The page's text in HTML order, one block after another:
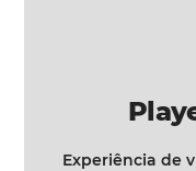
Experiência de